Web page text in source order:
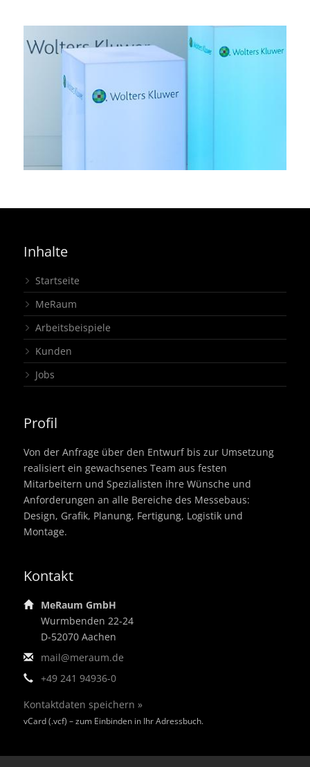
Klar, offen und informativ – Wolters Kluwer, AdvoTec
Inhalte
Startseite
MeRaum
Arbeitsbeispiele
Kunden
Jobs
Profil
Von der Anfrage über den Entwurf bis zur Umsetzung
realisiert ein gewachsenes Team aus festen
Mitarbeitern und Spezialisten ihre Wünsche und
Anforderungen an alle Bereiche des Messebaus:
Design, Grafik, Planung, Fertigung, Logistik und
Montage.
Kontakt
MeRaum GmbH
Wurmbenden 22-24
D-52070 Aachen
mail@meraum.de
+49 241 94936-0
Kontaktdaten speichern »
vCard (.vcf) – zum Einbinden in Ihr Adressbuch.